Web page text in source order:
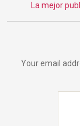
La mejor
Your email